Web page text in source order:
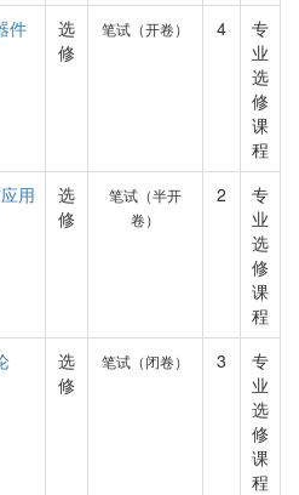
件
选
修
笔试（开卷） 4
专
业
选
修
课
程
用
选
修
笔试（半开
卷）
2
专
业
选
修
课
程
选
修
笔试（闭卷） 3
专
业
选
修
课
程